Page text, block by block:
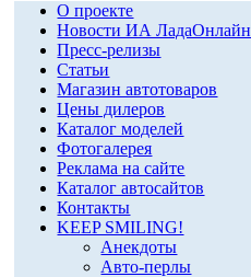
О проекте
Новости ИА ЛадаОнлайн
Пресс-релизы
Статьи
Магазин автотоваров
Цены дилеров
Каталог моделей
Фотогалерея
Реклама на сайте
Каталог автосайтов
Контакты
KEEP SMILING!
Анекдоты
Авто-перлы